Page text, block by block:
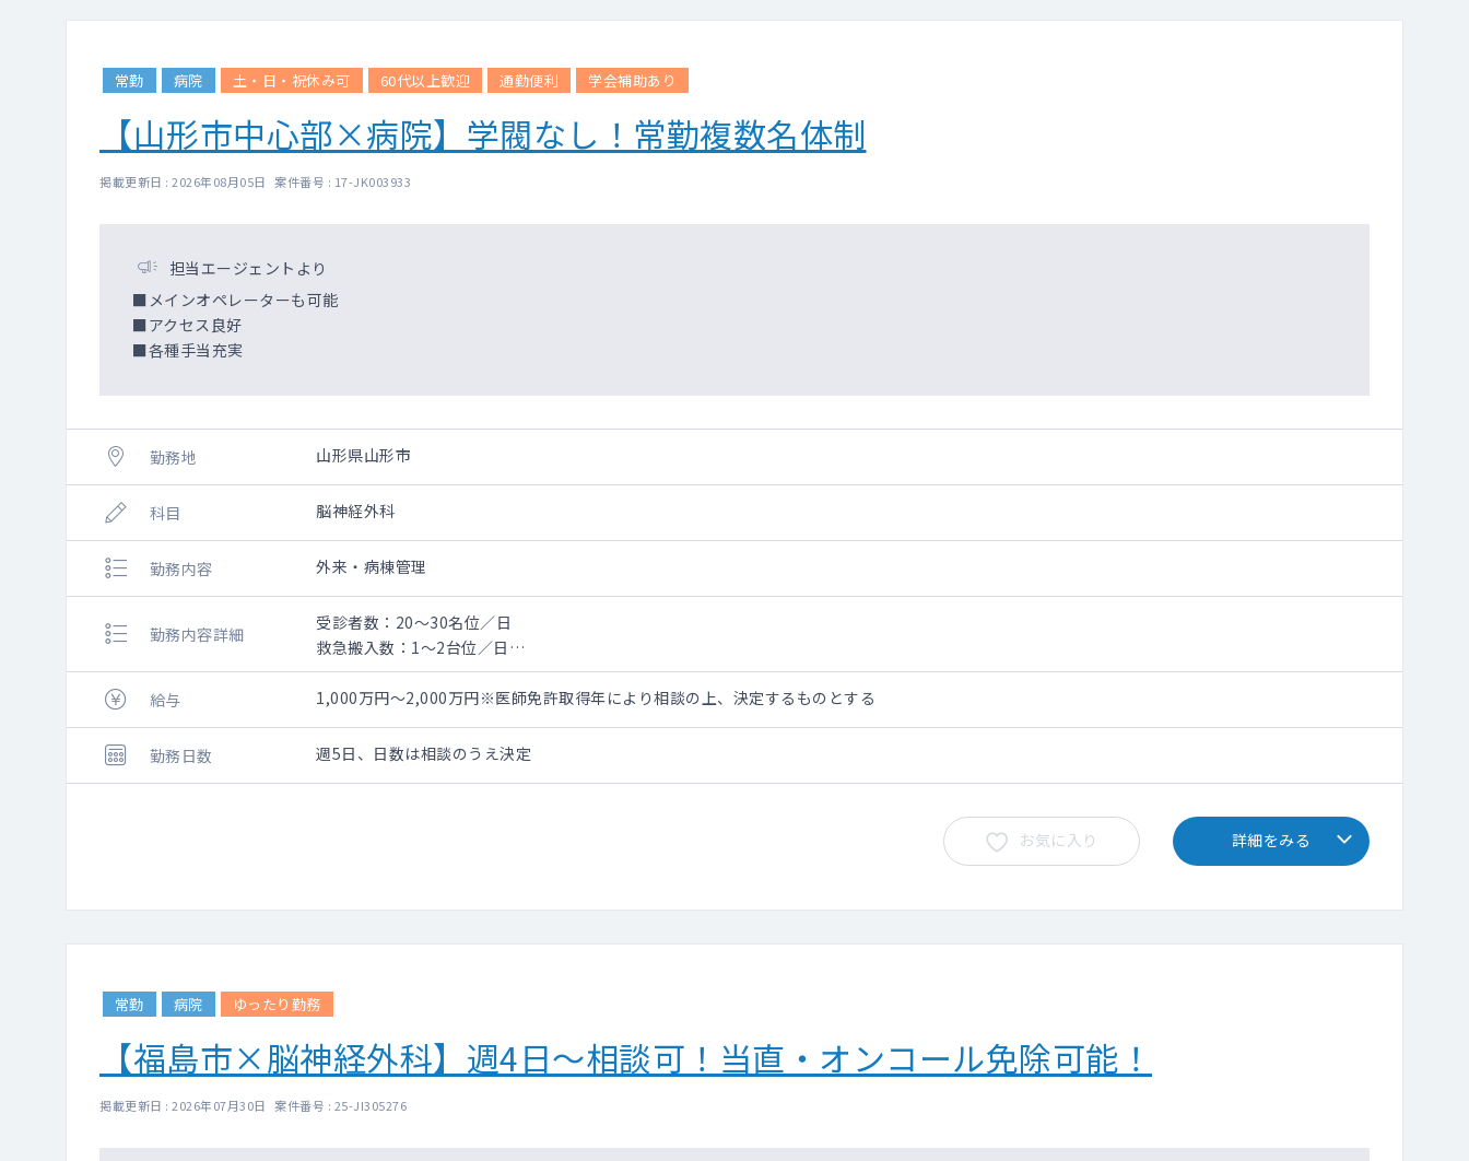
・心電図読影
・CT読影（胸部・腹部）
結果判定・説明（胸部・ 胃部 ・可能なら乳腺の一次読影）
専門外の場合は、院長をはじめとした常勤医がフォローします。
二次読影：胸部・胃部・乳腺
常勤 病院 土・日・祝休み可 60代以上歓迎 通勤便利 学会補助あり
【山形市中心部×病院】学閥なし！常勤複数名体制
掲載更新日 : 2026年08月05日 案件番号 : 17-JK003933
担当エージェントより
■メインオペレーターも可能
■アクセス良好
■各種手当充実
勤務地 山形県山形市
科目 脳神経外科
勤務内容 外来・病棟管理
勤務内容詳細
受診者数：20～30名位／日
救急搬入数：1～2台位／日
常勤医師：2名
＜日勤＞
外来診療：脳神経外科外来として週4コマ、1コマ20名程度を想定
給与 1,000万円～2,000万円※医師免許取得年により相談の上、決定するものとする
勤務日数 週5日、日数は相談のうえ決定
お気に入り 詳細をみる
常勤 病院 ゆったり勤務
【福島市×脳神経外科】週4日～相談可！当直・オンコール免除可能！
掲載更新日 : 2026年07月30日 案件番号 : 25-JI305276